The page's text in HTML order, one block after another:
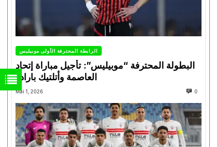
الرابطة المحترفة الأولى موبيليس
البطولة المحترفة “موبيليس”: تأجيل مباراة إتحاد
العاصمة وأتلتيك بارادو
Mai 1, 2026 0